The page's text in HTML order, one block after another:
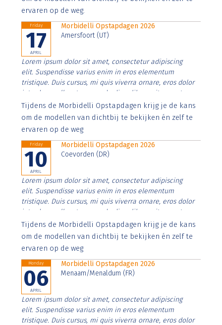
ervaren op de weg.
Friday
17
APRIL
Morbidelli Opstapdagen 2026
Amersfoort (UT)
Lorem ipsum dolor sit amet, consectetur adipiscing
elit. Suspendisse varius enim in eros elementum
tristique. Duis cursus, mi quis viverra ornare, eros dolor
interdum nulla, ut commodo diam libero vitae erat.
Aenean faucibus nibh et justo cursus id rutrum lorem
imperdiet. Nunc ut sem vitae risus tristique posuere.
Tijdens de Morbidelli Opstapdagen krijg je de kans
om de modellen van dichtbij te bekijken én zelf te
ervaren op de weg
Friday
10
APRIL
Morbidelli Opstapdagen 2026
Coevorden (DR)
Lorem ipsum dolor sit amet, consectetur adipiscing
elit. Suspendisse varius enim in eros elementum
tristique. Duis cursus, mi quis viverra ornare, eros dolor
interdum nulla, ut commodo diam libero vitae erat.
Aenean faucibus nibh et justo cursus id rutrum lorem
imperdiet. Nunc ut sem vitae risus tristique posuere.
Tijdens de Morbidelli Opstapdagen krijg je de kans
om de modellen van dichtbij te bekijken én zelf te
ervaren op de weg
Monday
06
APRIL
Morbidelli Opstapdagen 2026
Menaam/Menaldum (FR)
Lorem ipsum dolor sit amet, consectetur adipiscing
elit. Suspendisse varius enim in eros elementum
tristique. Duis cursus, mi quis viverra ornare, eros dolor